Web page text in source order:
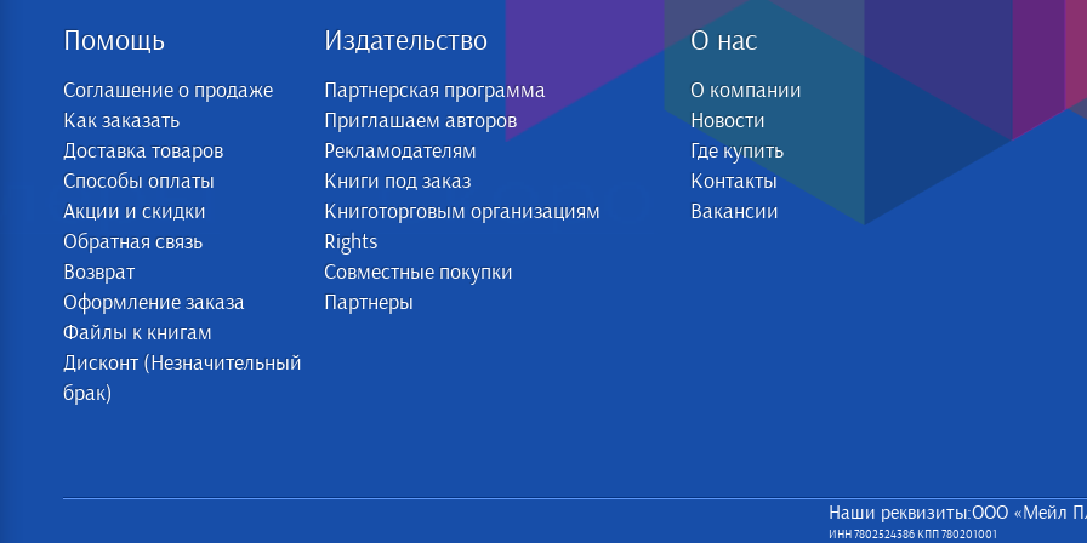
Помощь
Соглашение о продаже
Как заказать
Доставка товаров
Способы оплаты
Акции и скидки
Обратная связь
Возврат
Оформление заказа
Файлы к книгам
Дисконт (Незначительный
брак)
Издательство
Партнерская программа
Приглашаем авторов
Рекламодателям
Книги под заказ
Книготорговым организациям
Rights
Совместные покупки
Партнеры
О нас
О компании
Новости
Где купить
Контакты
Вакансии
Наши реквизиты:ООО «Мейл
ИНН 7802524386 КПП 780201001